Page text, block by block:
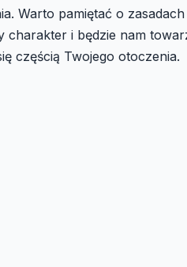
Warto pamiętać o zasadach
charakter i będzie nam
częścią Twojego otoczenia.